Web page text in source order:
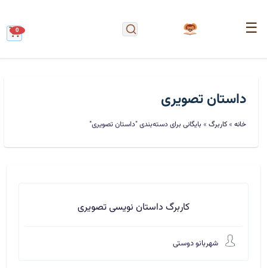
☰
0
داستان تصویری
خانه»کاربرگ»بایگانی برای دسته‌بندی "داستان تصویری"
کاربرگ داستان نویسی تصویری
شهربانو دوستی